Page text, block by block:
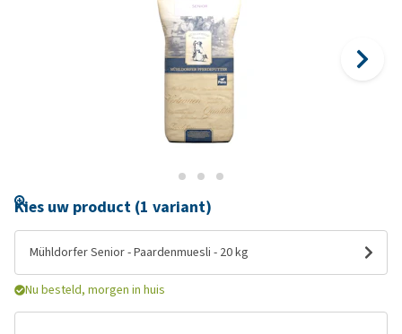
Kies uw product (1 variant)
Mühldorfer Senior - Paardenmuesli - 20 kg
Nu besteld, morgen in huis